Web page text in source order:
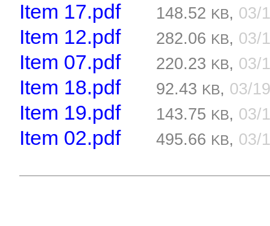
Item 17.pdf 148.52 KB, 03/
Item 12.pdf 282.06 KB, 03/
Item 07.pdf 220.23 KB, 03/
Item 18.pdf 92.43 KB, 03/
Item 19.pdf 143.75 KB, 03/
Item 02.pdf 495.66 KB, 03/